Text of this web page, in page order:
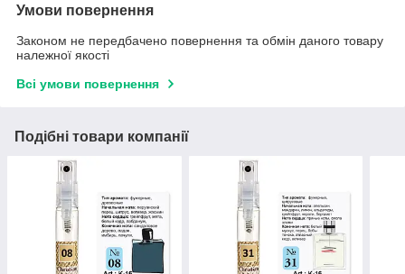
Умови повернення
Законом не передбачено повернення та обмін даного товару
належної якості
Всі умови повернення
Подібні товари компанії